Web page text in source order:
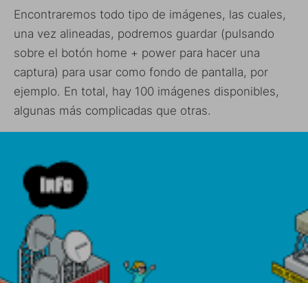
Encontraremos todo tipo de imágenes, las cuales,
una vez alineadas, podremos guardar (pulsando
sobre el botón home + power para hacer una
captura) para usar como fondo de pantalla, por
ejemplo. En total, hay 100 imágenes disponibles,
algunas más complicadas que otras.